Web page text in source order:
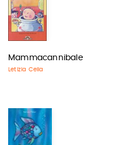
Mammacannibale
Letizia Cella